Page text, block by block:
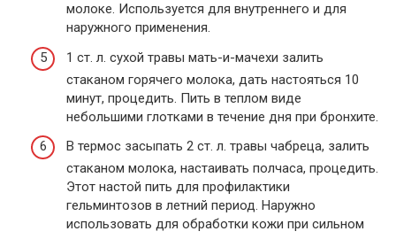
молоке. Используется для внутреннего и для
наружного применения.
1 ст. л. сухой травы мать-и-мачехи залить
стаканом горячего молока, дать настояться 10
минут, процедить. Пить в теплом виде
небольшими глотками в течение дня при бронхите.
В термос засыпать 2 ст. л. травы чабреца, залить
стаканом молока, настаивать полчаса, процедить.
Этот настой пить для профилактики
гельминтозов в летний период. Наружно
использовать для обработки кожи при сильном